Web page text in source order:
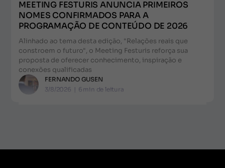
MEETING FESTURIS ANUNCIA PRIMEIROS
NOMES CONFIRMADOS PARA A
PROGRAMAÇÃO DE CONTEÚDO DE 2026
Alinhado ao tema desta edição, "Relações reais que
constroem o futuro", o Meeting Festuris reforça sua
proposta de oferecer conhecimento, inspiração e
conexões qualificadas
FERNANDO GUSEN
3/8/2026 | 6 min de leitura